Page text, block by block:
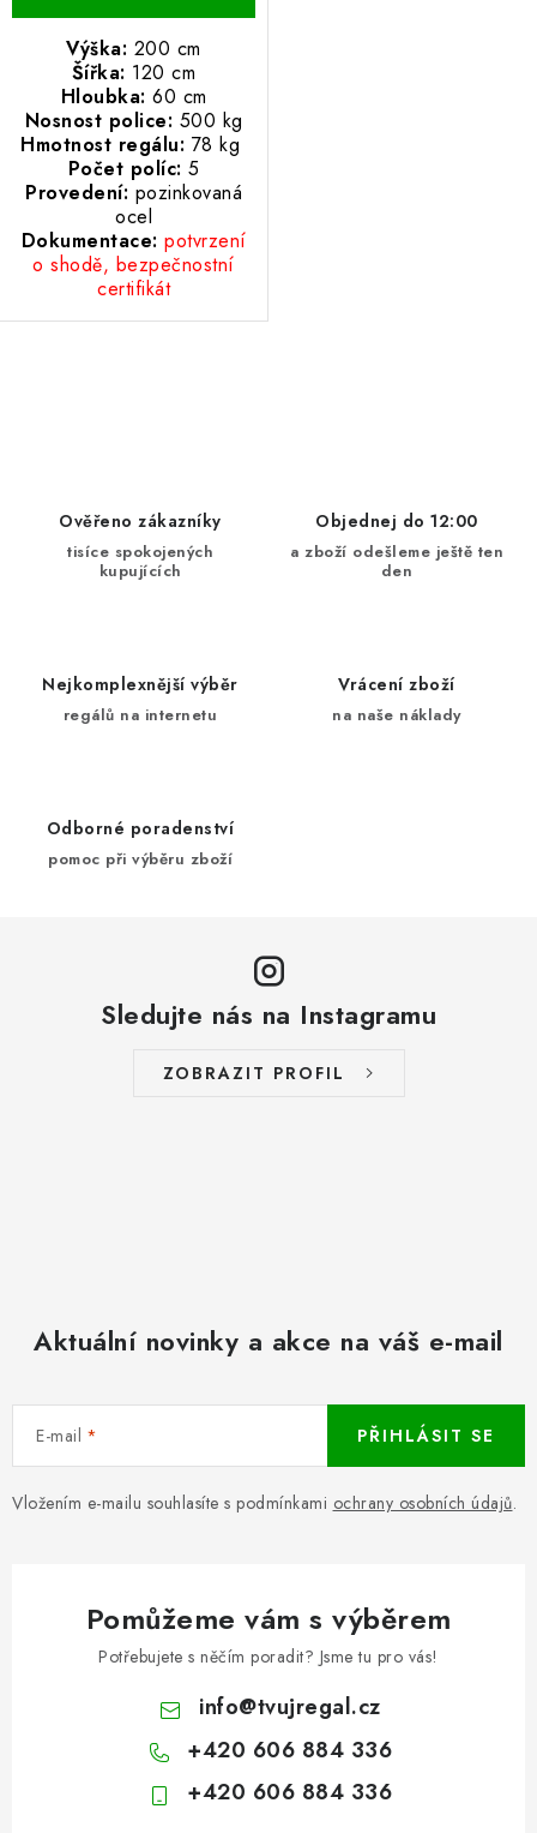
Výška: 200 cm
Šířka: 120 cm
Hloubka: 60 cm
Nosnost police: 500 kg
Hmotnost regálu: 78 kg
Počet políc: 5
Provedení: pozinkovaná
ocel
Dokumentace: potvrzení
o shodě, bezpečnostní
certifikát
Ověřeno zákazníky
tisíce spokojených
kupujících
Objednej do 12:00
a zboží odešleme ještě ten
den
Nejkomplexnější výběr
regálů na internetu
Vrácení zboží
na naše náklady
Odborné poradenství
pomoc při výběru zboží
Sledujte nás na Instagramu
ZOBRAZIT PROFIL
Aktuální novinky a akce na váš e-mail
E-mail
Vložením e-mailu souhlasíte s podmínkami ochrany osobních údajů.
PŘIHLÁSIT SE
Pomůžeme vám s výběrem
Potřebujete s něčím poradit? Jsme tu pro vás!
info@tvujregal.cz
+420 606 884 336
+420 606 884 336